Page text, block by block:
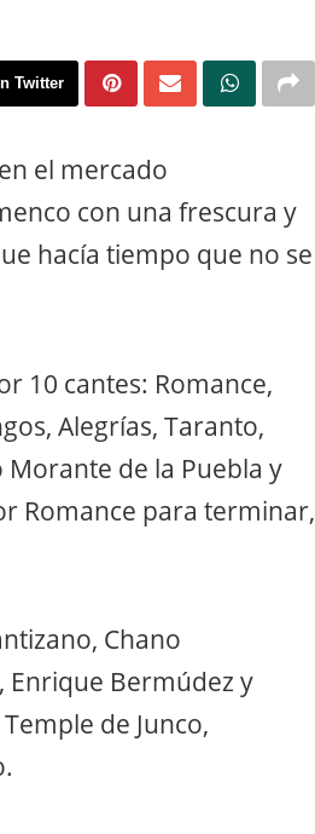
Twitter
el mercado
con una frescura y
hacía tiempo que no se
10 cantes: Romance,
Alegrías, Taranto,
de la Puebla y
Romance para terminar,
Chano
Enrique Bermúdez y
de Junco,